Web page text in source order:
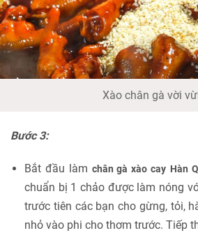
Xào chân gà vời
Bước 3:
Bắt đầu làm chân gà xào cay Hàn
chuẩn bị 1 chảo được làm nóng
trước tiên các bạn cho gừng, tỏi,
nhỏ vào phi cho thơm trước. Tiếp